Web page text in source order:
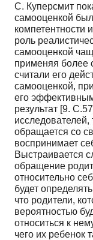
С. Куперсмит
самооценкой
компетентности
роль
самооценкой
применяя более
считали его
самооценкой,
его
результат [9.
исследователей,
обращается со
воспринимает
Выстраивается
обращение
относительно
будет
что родители,
вероятностью
относиться к
чего их ребенок